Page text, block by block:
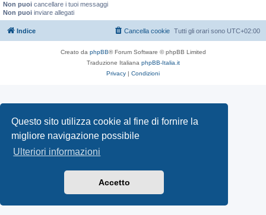
Questo sito utilizza cookie al fine di fornire la
migliore navigazione possibile
Ulteriori informazioni
Accetto
Non puoi cancellare i tuoi messaggi
Non puoi inviare allegati
Indice Tutti gli orari sono UTC+02:00
Cancella cookie
Creato da phpBB® Forum Software © phpBB Limited
Traduzione Italiana phpBB-Italia.it
Privacy | Condizioni